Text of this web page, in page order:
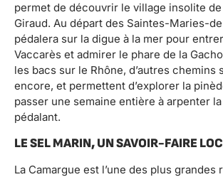
permet de découvrir le village insolite
Giraud. Au départ des Saintes-Maries-
pédalera sur la digue à la mer pour
Vaccarès et admirer le phare de la
les bacs sur le Rhône, d’autres chemins
encore, et permettent d’explorer la
passer une semaine entière à arpenter
pédalant.
LE SEL MARIN, UN SAVOIR-FAIRE
La Camargue est l’une des plus grandes